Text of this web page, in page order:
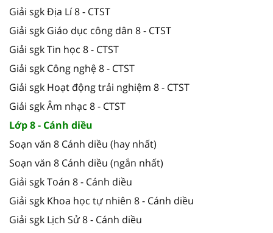
Giải sgk Địa Lí 8 - CTST
Giải sgk Giáo dục công dân 8 - CTST
Giải sgk Tin học 8 - CTST
Giải sgk Công nghệ 8 - CTST
Giải sgk Hoạt động trải nghiệm 8 - CTST
Giải sgk Âm nhạc 8 - CTST
Lớp 8 - Cánh diều
Soạn văn 8 Cánh diều (hay nhất)
Soạn văn 8 Cánh diều (ngắn nhất)
Giải sgk Toán 8 - Cánh diều
Giải sgk Khoa học tự nhiên 8 - Cánh diều
Giải sgk Lịch Sử 8 - Cánh diều